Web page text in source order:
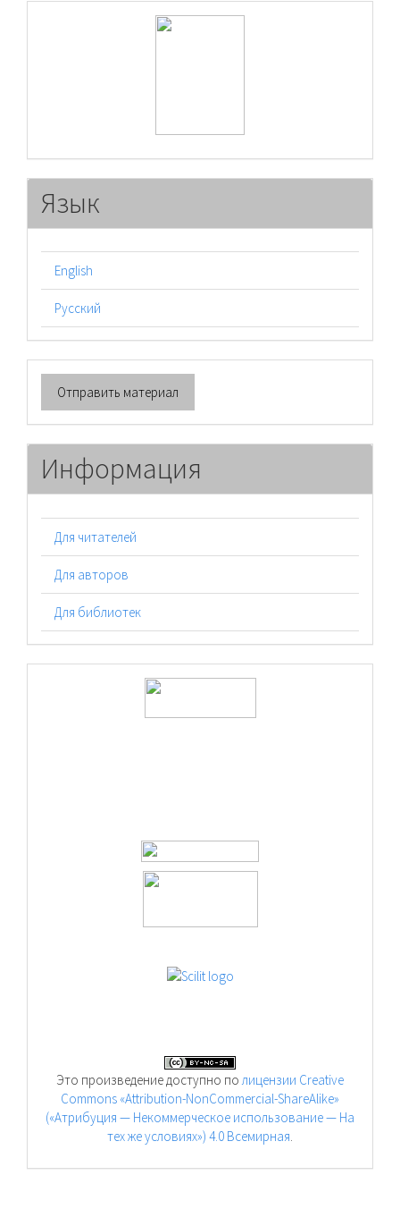
Язык
English
Русский
Отправить
материал
Отправить материал
Информация
Для читателей
Для авторов
Для библиотек
Это произведение доступно по лицензии Creative
Commons «Attribution-NonCommercial-ShareAlike»
(«Атрибуция — Некоммерческое использование — На
тех же условиях») 4.0 Всемирная